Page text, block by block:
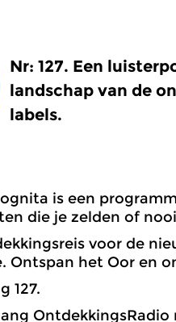
Nr: 127. Een
landschap van de
labels.
is een
die je zelden of
voor de
Ontspan het Oor en
127.